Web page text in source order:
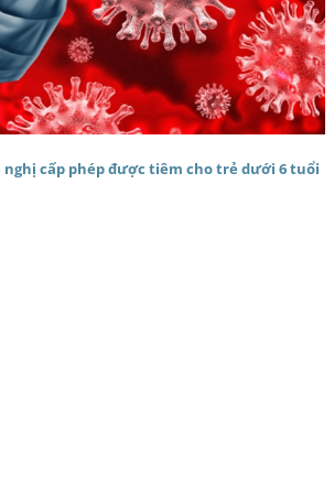
nghị cấp phép được tiêm cho trẻ dưới 6 tuổi